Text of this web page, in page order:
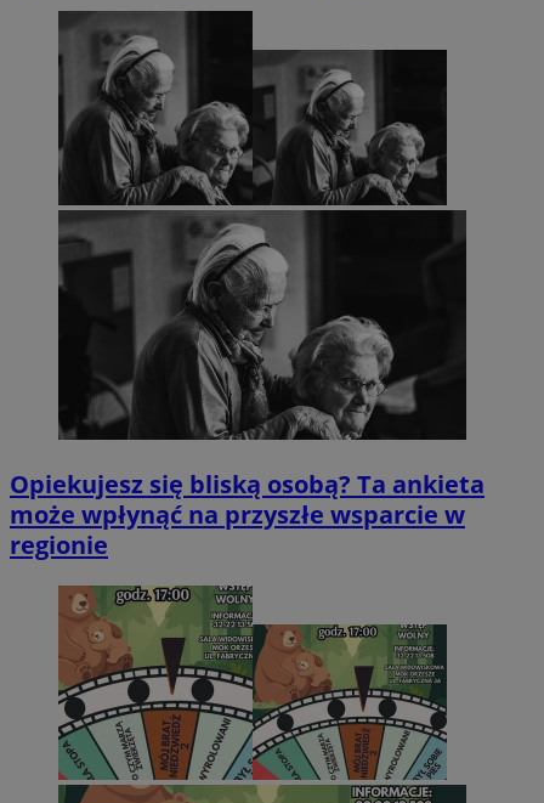
Opiekujesz się bliską osobą? Ta ankieta
może wpłynąć na przyszłe wsparcie w
regionie